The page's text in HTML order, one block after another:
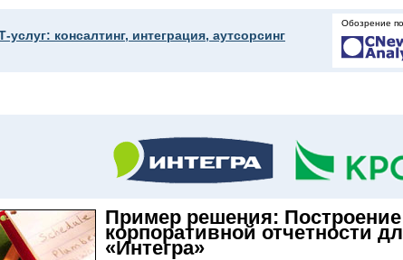
услуг: консалтинг, интеграция, аутсорсинг
Обозрение
Пример решения:
корпоративной отчетности
«Интегра»